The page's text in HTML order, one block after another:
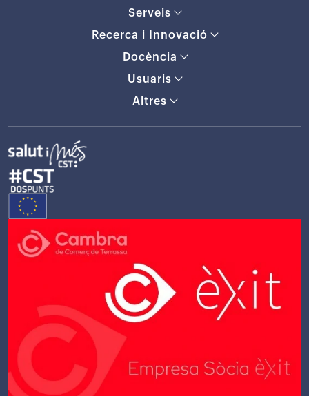
Serveis
Recerca i Innovació
Docència
Usuaris
Altres